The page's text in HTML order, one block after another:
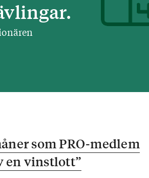
som PRO-medlem
en vinstlott”